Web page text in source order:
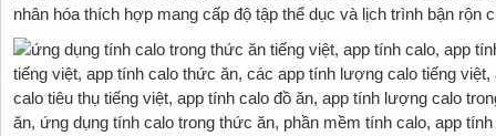
nhân hóa thích hợp mang cấp độ tập thể dục và lịch trình bận rộn